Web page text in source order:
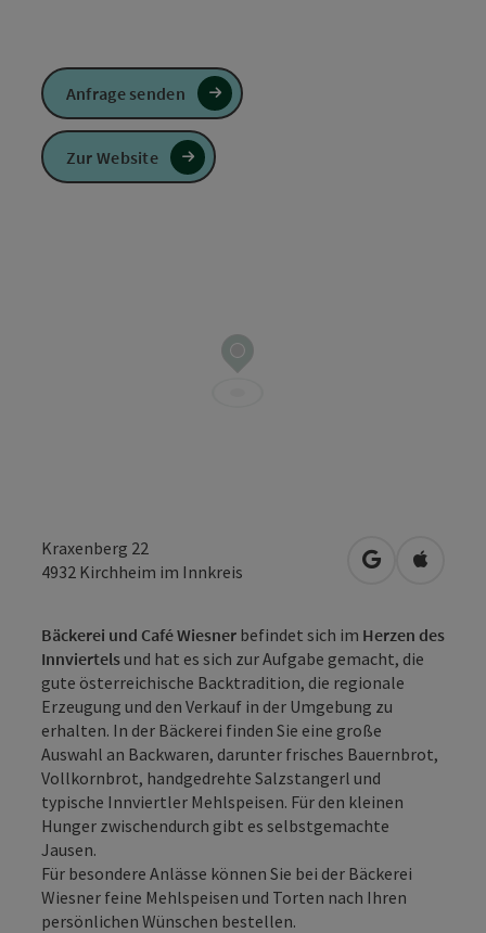
Kraxenberg 22
4932 Kirchheim im Innkreis in Google
in
Bäckerei und Café Wiesner befindet sich im Herzen des
Innviertelsund hat es sich zur Aufgabe gemacht, die
gute österreichische Backtradition, die regionale
Erzeugung und den Verkauf in der Umgebung zu
erhalten. In der Bäckerei finden Sie eine große
Auswahl an Backwaren, darunter frisches Bauernbrot,
Vollkornbrot, handgedrehte Salzstangerl und
typische Innviertler Mehlspeisen. Für den kleinen
Hunger zwischendurch gibt es selbstgemachte
Jausen.
Für besondere Anlässe können Sie bei der Bäckerei
Wiesner feine Mehlspeisen und Torten nach Ihren
persönlichen Wünschen bestellen.
Anfrage senden
Zur Website